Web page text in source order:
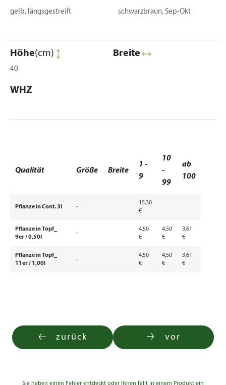
gelb, längsgestreift schwarzbraun, Sep-Okt
Höhe(cm)
40
Breite
WHZ
Qualität Größe Breite
1 -
9
10
-
99
ab
100
Pflanze in Cont. 3l -
15,30
€
Pflanze in Topf_
9er / 0,50l
-
4,50
€
4,50
€
3,61
€
Pflanze in Topf_
11er / 1,00l
-
4,50
€
4,50
€
3,61
€
zurück vor
Sie haben einen Fehler entdeckt oder Ihnen fällt in einem Produkt ein